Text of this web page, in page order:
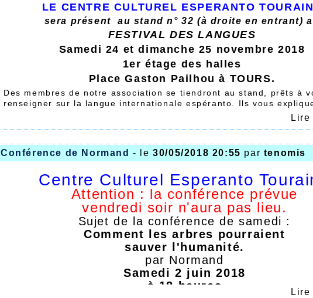
LE CENTRE CULTUREL ESPERANTO
sera présent au stand n° 32 (à droite en entrant)
FESTIVAL DES LANGUES
Samedi 24 et dimanche 25 novembre 2018
1er étage des halles
Place Gaston Pailhou à TOURS.
Des membres de notre association se tiendront au stand, prêts à
renseigner sur la langue internationale espéranto. Ils vous
les moyens de l'apprendre, l'écouter et la pratiquer.
pourrez même assister à un minicours d'espéranto si vous
sont prévus samedi et dimanche. Si vous souhaitez connaitre le
détaillé du festival, vous pouvez le télécharger ici.
chinois ou l'esperanto : une nouvelle vague linguistique après
et l'ère Trump ....?
Conférence de Normand - le30/05/2018 20:55 par tenomis
Centre Culturel Esperanto
Attention : la conférence prévue
vendredi soir n'aura pas lieu.
Sujet de la conférence de samedi :
Comment les arbres pourraient
sauver l'humanité.
par Normand
Samedi 2 juin 2018
à 18 heures